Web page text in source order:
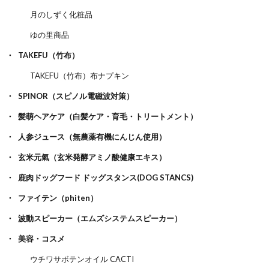
月のしずく化粧品
ゆの里商品
TAKEFU（竹布）
TAKEFU（竹布）布ナプキン
SPINOR（スピノル電磁波対策）
髪萌ヘアケア（白髪ケア・育毛・トリートメント）
人参ジュース（無農薬有機にんじん使用）
玄米元氣（玄米発酵アミノ酸健康エキス）
鹿肉ドッグフード ドッグスタンス(DOG STANCS)
ファイテン（phiten）
波動スピーカー（エムズシステムスピーカー）
美容・コスメ
ウチワサボテンオイル CACTI